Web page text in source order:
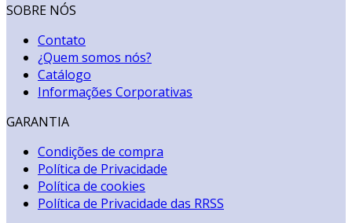
SOBRE NÓS
Contato
¿Quem somos nós?
Catálogo
Informações Corporativas
GARANTIA
Condições de compra
Política de Privacidade
Política de cookies
Política de Privacidade das RRSS